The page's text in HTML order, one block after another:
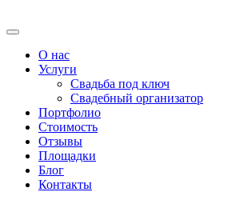
О нас
Услуги
Свадьба под ключ
Свадебный организатор
Портфолио
Стоимость
Отзывы
Площадки
Блог
Контакты